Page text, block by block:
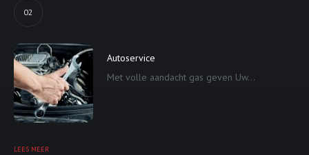
02
Autoservice
Met volle aandacht gas geven Uw...
LEES MEER